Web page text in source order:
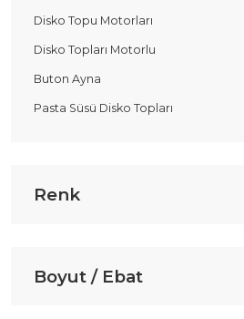
Disko Topu Motorları
Disko Topları Motorlu
Buton Ayna
Pasta Süsü Disko Topları
Renk
Boyut / Ebat